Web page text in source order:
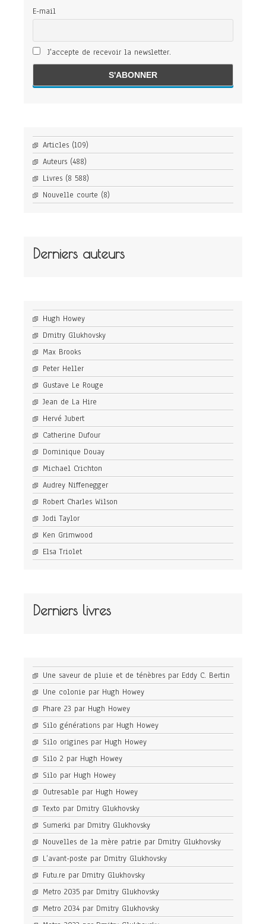
E-mail
J'accepte de recevoir la newsletter.
Articles (109)
Auteurs (488)
Livres (8 588)
Nouvelle courte (8)
Derniers auteurs
Hugh Howey
Dmitry Glukhovsky
Max Brooks
Peter Heller
Gustave Le Rouge
Jean de La Hire
Hervé Jubert
Catherine Dufour
Dominique Douay
Michael Crichton
Audrey Niffenegger
Robert Charles Wilson
Jodi Taylor
Ken Grimwood
Elsa Triolet
Derniers livres
Une saveur de pluie et de ténèbres par Eddy C. Bertin
Une colonie par Hugh Howey
Phare 23 par Hugh Howey
Silo générations par Hugh Howey
Silo origines par Hugh Howey
Silo 2 par Hugh Howey
Silo par Hugh Howey
Outresable par Hugh Howey
Texto par Dmitry Glukhovsky
Sumerki par Dmitry Glukhovsky
Nouvelles de la mère patrie par Dmitry Glukhovsky
L’avant-poste par Dmitry Glukhovsky
Futu.re par Dmitry Glukhovsky
Metro 2035 par Dmitry Glukhovsky
Metro 2034 par Dmitry Glukhovsky